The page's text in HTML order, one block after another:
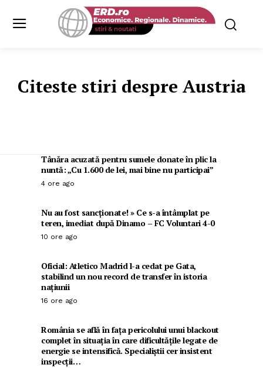
Citeste stiri despre Austria
Tânăra acuzată pentru sumele donate în plic la
nuntă: „Cu 1.600 de lei, mai bine nu participai”
4 ore ago
Nu au fost sancționate! » Ce s-a întâmplat pe
teren, imediat după Dinamo – FC Voluntari 4-0
10 ore ago
Oficial: Atletico Madrid l-a cedat pe Gata,
stabilind un nou record de transfer în istoria
națiunii
16 ore ago
România se află în fața pericolului unui blackout
complet în situația în care dificultățile legate de
energie se intensifică. Specialiștii cer insistent
inspecții…